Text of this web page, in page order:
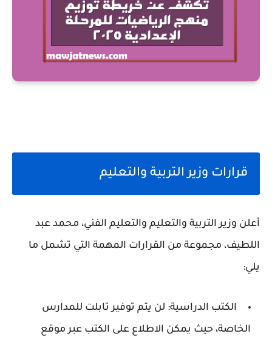
قرارات وزير التربية والتعليم
أعلن وزير التربية والتعليم والتعليم الفني، محمد عبد
اللطيف، مجموعة من القرارات المهمة التي تشمل ما
يلي:
الكتب الدراسية: لن يتم توفير تابلت للمدارس
الخاصة، حيث يمكن الاطلاع على الكتب عبر موقع